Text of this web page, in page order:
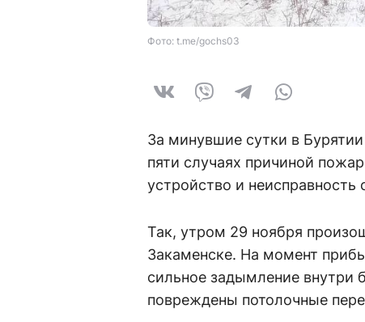
Фото: t.me/gochs03
За минувшие сутки в
пяти случаях причиной
устройство и
Так, утром 29 ноября
Закаменске. На момент
сильное задымление внутри
повреждены потолочные